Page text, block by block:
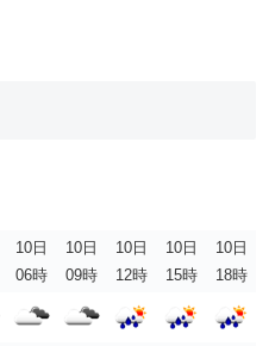
10日
06時
10日
09時
10日
12時
10日
15時
10日
18時